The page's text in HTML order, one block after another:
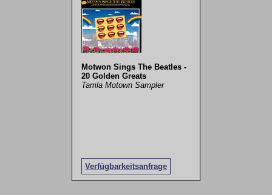
Motwon Sings The Beatles -
20 Golden Greats
Tamla Motown Sampler
Verfügbarkeitsanfrage